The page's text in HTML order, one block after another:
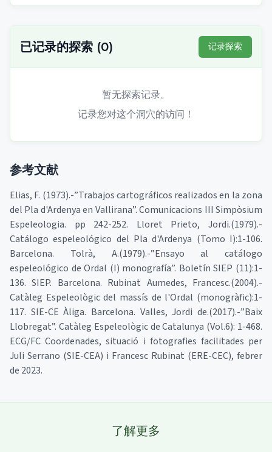
已记录的探索 (0) 记录探索
暂无探索记录。
记录您对这个洞穴的访问！
参考文献
Elias, F. (1973).-”Trabajos cartográficos realizados en la zona
del Pla d'Ardenya en Vallirana”. Comunicacions III Simpòsium
Espeleologia. pp 242-252. Lloret Prieto, Jordi.(1979).-
Catálogo espeleológico del Pla d'Ardenya (Tomo I):1-106.
Barcelona. Tolrà, A.(1979).-”Ensayo al catálogo
espeleológico de Ordal (I) monografía”. Boletín SIEP (11):1-
136. SIEP. Barcelona. Rubinat Aumedes, Francesc.(2004).-
Catàleg Espeleològic del massís de l'Ordal (monogràfic):1-
117. SIE-CE Àliga. Barcelona. Valles, Jordi de.(2017).-”Baix
Llobregat”. Catàleg Espeleològic de Catalunya (Vol.6): 1-468.
ECG/FC Coordenades, situació i fotografies facilitades per
Juli Serrano (SIE-CEA) i Francesc Rubinat (ERE-CEC), febrer
de 2023.
了解更多